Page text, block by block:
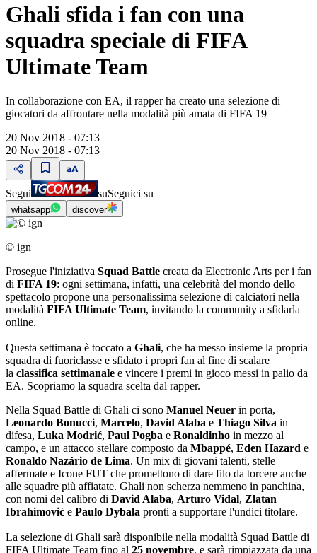
Ghali sfida i fan con una
squadra speciale di FIFA
Ultimate Team
In collaborazione con EA, il rapper ha creato una selezione di
giocatori da affrontare nella modalità più amata di FIFA 19
20 Nov 2018 - 07:13
20 Nov 2018 - 07:13
Segui suSeguici su
whatsapp discover
© ign
Prosegue l'iniziativa Squad Battle creata da Electronic Arts per i fan
di FIFA 19: ogni settimana, infatti, una celebrità del mondo dello
spettacolo propone una personalissima selezione di calciatori nella
modalità FIFA Ultimate Team, invitando la community a sfidarla
online.
Questa settimana è toccato a Ghali, che ha messo insieme la propria
squadra di fuoriclasse e sfidato i propri fan al fine di scalare
la classifica settimanale e vincere i premi in gioco messi in palio da
EA. Scopriamo la squadra scelta dal rapper.
Nella Squad Battle di Ghali ci sono Manuel Neuer in porta,
Leonardo Bonucci, Marcelo, David Alaba e Thiago Silva in
difesa, Luka Modrić, Paul Pogba e Ronaldinho in mezzo al
campo, e un attacco stellare composto da Mbappé, Eden Hazard e
Ronaldo Nazário de Lima. Un mix di giovani talenti, stelle
affermate e Icone FUT che promettono di dare filo da torcere anche
alle squadre più affiatate. Ghali non scherza nemmeno in panchina,
con nomi del calibro di David Alaba, Arturo Vidal, Zlatan
Ibrahimović e Paulo Dybala pronti a supportare l'undici titolare.
La selezione di Ghali sarà disponibile nella modalità Squad Battle di
FIFA Ultimate Team fino al 25 novembre, e sarà rimpiazzata da una